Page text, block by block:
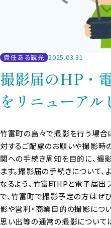
責任ある観光 2025.03.31
撮影届のHP・
をリニューアル
竹富町の島々で撮影を行う場合
対するご配慮のお願いや撮影時
関への手続き周知を目的に、撮
ます。撮影届の手続きについて、
なるよう、竹富町HPと電子届出
で、竹富町で撮影予定の方はぜ
影や営利・商業目的の撮影につ
思い出等の通常の撮影について